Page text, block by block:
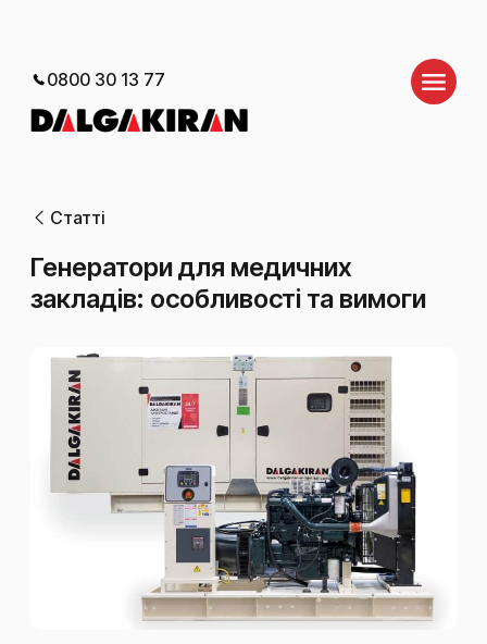
0800 30 13 77
Статті
Генератори для медичних
закладів: особливості та вимоги